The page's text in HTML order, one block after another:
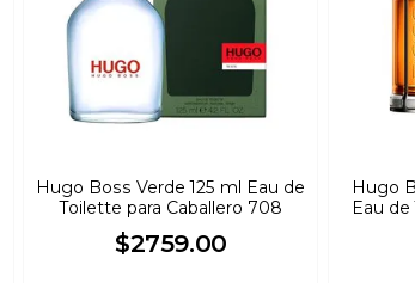
Hugo Boss Verde 125 ml Eau de
Toilette para Caballero 708
$2759.00
Hugo
Eau